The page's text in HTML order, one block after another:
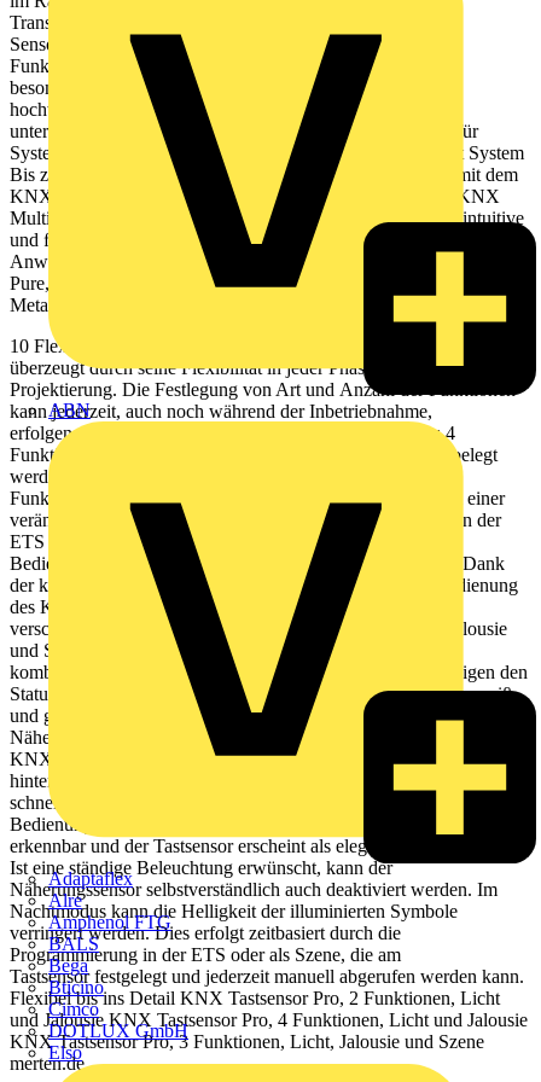
ABN
Adaptaflex
Alre
Amphenol FTG
BALS
Bega
Bticino
Cimco
DOTLUX GmbH
Elso
Transluzente Sensorﬂ äche Die einzelnen Tastzonen der
Sensorﬂ äche sind über illuminierte
Funktionssymbole gekennzeichnet, die durch die
besondere, transluzente Oberﬂ äche durchscheinen und den
hochwertigen Gesamteindruck des neuen Tastsensors
unterstreichen. Die Sensorﬂ äche ist in allen Einsatzfarben für
System M und System Design erhältlich. Funktionalität mit System
Bis zu 4 Funktionen für Licht, Jalousie und Szene können mit dem
KNX Tastsensor Pro bedient werden. Zusammen mit dem KNX
Multi-Touch Pro steht Ihnen so ein perfektes Team für eine intuitive
und ﬂ exible Raumsteuerung in Eigenheim und gewerblicher
Anwendung zur Verfügung. KNX Tastsensor Pro System M, M-
Pure, Aluminium KNX Tastsensor Pro System Design, D-Life
Metall, Nickelmetallic merten.de
10 Flexibel in Form und Funktion Der neue KNX Tastsensor Pro
überzeugt durch seine Flexibilität in jeder Phase der Planung und
Projektierung. Die Festlegung von Art und Anzahl der Funktionen
kann jederzeit, auch noch während der Inbetriebnahme,
erfolgen. Sie benötigen nur ein Gerät, welches mit bis zu 4
Funktionen für Licht- und Jalousiesteuerung sowie Szene belegt
werden kann. Eine nachträgliche Änderung der
Funktionen erfordert keinen Austausch des Gerätes. Im Fall einer
veränderten Raumnutzung werden die Funktionsänderung in der
ETS defi niert und die entsprechenden Symbole auf der
Bedienﬂ äche ausgetauscht. Illuminierte Funktionssymbole Dank
der klaren und leichtverständlichen Symbole erfolgt die Bedienung
des KNX Tastsensors Pro intuitiv. Es stehen
verschiedene Symbolfolien zur Visualisierung von Licht, Jalousie
und Szene zur Verfügung. Alle Symbole können auch frei
kombiniert werden. Die Symbole sind hinterleuchtet und zeigen den
Status an. Dabei kann zwischen zwei Weißabstufungen oder weiß
und grüner Statusanzeige gewählt werden. Nachtmodus und
Näherunssensor Dank des integrierten Näherungssensors des neuen
KNX Tastsensors Pro werden die Symbole erst bei Annährung
hinterleuchtet. Die hinterleuchteten Symbole ermöglichen eine
schnelle Orientierung und führen zu einer klaren und intuitiven
Bedienung am Gerät. Im Ruhezustand sind keine Symbole
erkennbar und der Tastsensor erscheint als elegante, ebene Fläche.
Ist eine ständige Beleuchtung erwünscht, kann der
Näherungssensor selbstverständlich auch deaktiviert werden. Im
Nachtmodus kann die Helligkeit der illuminierten Symbole
verringert werden. Dies erfolgt zeitbasiert durch die
Programmierung in der ETS oder als Szene, die am
Tastsensor festgelegt und jederzeit manuell abgerufen werden kann.
Flexibel bis ins Detail KNX Tastsensor Pro, 2 Funktionen, Licht
und Jalousie KNX Tastsensor Pro, 4 Funktionen, Licht und Jalousie
KNX Tastsensor Pro, 3 Funktionen, Licht, Jalousie und Szene
merten.de